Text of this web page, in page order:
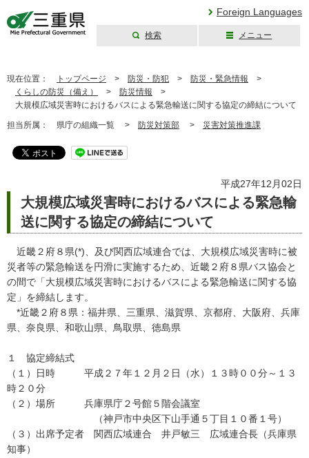
Foreign Languages
検索 メニュー
現在位置： トップページ > 防災・防犯 > 防災・緊急情報 >
くらしの防災（備え）
> 防災情報 >
大規模広域災害時におけるバスによる緊急輸送に関する協定の締結について
担当所属： 県庁の組織一覧 > 防災対策部 > 災害対策推進課
平成27年12月02日
大規模広域災害時におけるバスによる緊急輸
送に関する協定の締結について
近畿２府８県(*)、及び関西広域連合では、大規模広域災害時に被
災者等の緊急輸送を円滑に実施するため、近畿２府８県バス協会と
の間で「大規模広域災害時におけるバスによる緊急輸送に関する協
定」を締結します。
*近畿２府８県：福井県、三重県、滋賀県、京都府、大阪府、兵庫
県、奈良県、和歌山県、鳥取県、徳島県
１ 協定締結式
（１）日時 平成２７年１２月２日（水）１３時００分～１３
時２０分
（２）場所 兵庫県庁２号館５階会議室
（神戸市中央区下山手通５丁目１０番１号）
（３）出席予定者 関西広域連合 井戸敏三 広域連合長（兵庫県
知事）